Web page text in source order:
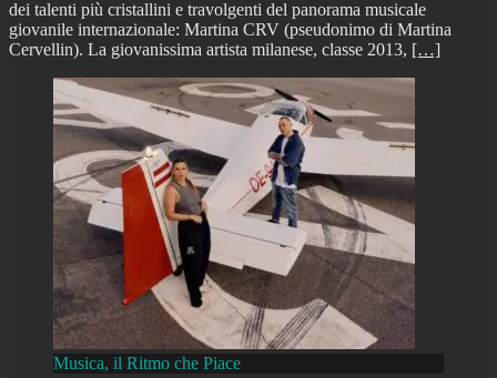
dei talenti più cristallini e travolgenti del panorama musicale
giovanile internazionale: Martina CRV (pseudonimo di Martina
Cervellin). La giovanissima artista milanese, classe 2013, […]
Musica, il Ritmo che Piace